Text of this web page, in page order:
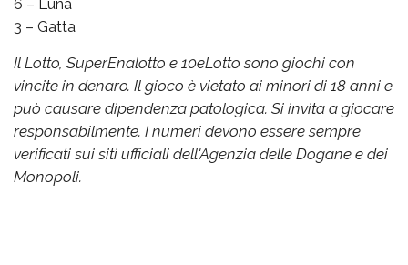
3 – Gatta
Il Lotto, SuperEnalotto e 10eLotto sono giochi con
vincite in denaro. Il gioco è vietato ai minori di 18 anni e
può causare dipendenza patologica. Si invita a giocare
responsabilmente. I numeri devono essere sempre
verificati sui siti ufficiali dell'Agenzia delle Dogane e dei
Monopoli.